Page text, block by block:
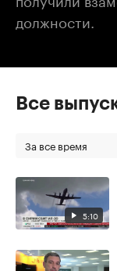
должности.
Все
За все время
5:10